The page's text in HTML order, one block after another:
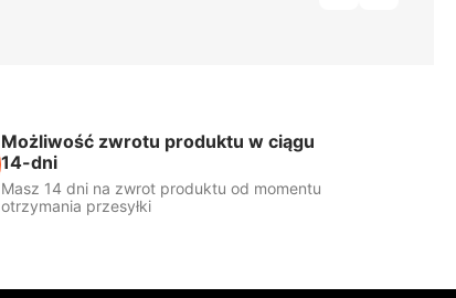
Możliwość zwrotu produktu w ciągu
14-dni
Masz 14 dni na zwrot produktu od momentu
otrzymania przesyłki